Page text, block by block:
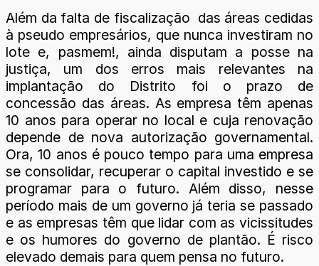
Além da falta de fiscalização das áreas cedidas
à pseudo empresários, que nunca investiram no
lote e, pasmem!, ainda disputam a posse na
justiça, um dos erros mais relevantes na
implantação do Distrito foi o prazo de
concessão das áreas. As empresa têm apenas
10 anos para operar no local e cuja renovação
depende de nova autorização governamental.
Ora, 10 anos é pouco tempo para uma empresa
se consolidar, recuperar o capital investido e se
programar para o futuro. Além disso, nesse
período mais de um governo já teria se passado
e as empresas têm que lidar com as vicissitudes
e os humores do governo de plantão. É risco
elevado demais para quem pensa no futuro.